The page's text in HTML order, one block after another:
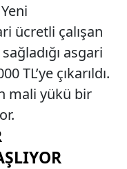
ücretli çalışan
asgari
TL’ye çıkarıldı.
mali yükü bir